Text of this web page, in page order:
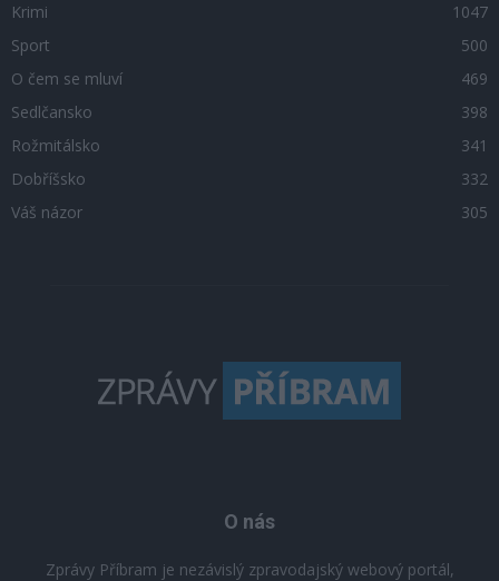
Krimi
1047
Sport
500
O čem se mluví
469
Sedlčansko
398
Rožmitálsko
341
Dobříšsko
332
Váš názor
305
O nás
Zprávy Příbram je nezávislý zpravodajský webový portál,